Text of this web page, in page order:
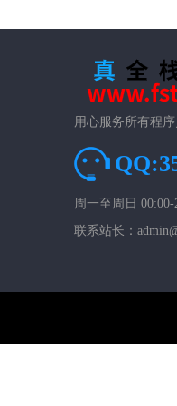
用心服务所有程
周一至周日 00:00-
联系站长：